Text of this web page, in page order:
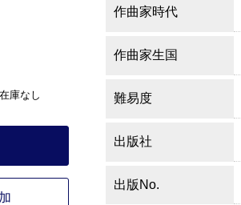
庫なし
作曲家時代
作曲家生国
難易度
出版社
出版No.